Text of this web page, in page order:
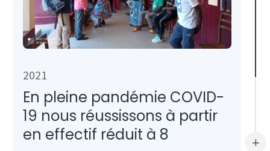
L
2021
En pleine pandémie COVID-
19 nous réussissons à partir
en effectif réduit à 8